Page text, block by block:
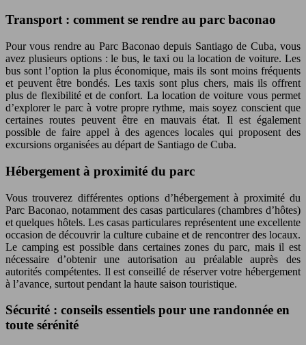
Transport : comment se rendre au parc baconao
Pour vous rendre au Parc Baconao depuis Santiago de Cuba, vous
avez plusieurs options : le bus, le taxi ou la location de voiture. Les
bus sont l’option la plus économique, mais ils sont moins fréquents
et peuvent être bondés. Les taxis sont plus chers, mais ils offrent
plus de flexibilité et de confort. La location de voiture vous permet
d’explorer le parc à votre propre rythme, mais soyez conscient que
certaines routes peuvent être en mauvais état. Il est également
possible de faire appel à des agences locales qui proposent des
excursions organisées au départ de Santiago de Cuba.
Hébergement à proximité du parc
Vous trouverez différentes options d’hébergement à proximité du
Parc Baconao, notamment des casas particulares (chambres d’hôtes)
et quelques hôtels. Les casas particulares représentent une excellente
occasion de découvrir la culture cubaine et de rencontrer des locaux.
Le camping est possible dans certaines zones du parc, mais il est
nécessaire d’obtenir une autorisation au préalable auprès des
autorités compétentes. Il est conseillé de réserver votre hébergement
à l’avance, surtout pendant la haute saison touristique.
Sécurité : conseils essentiels pour une randonnée en
toute sérénité